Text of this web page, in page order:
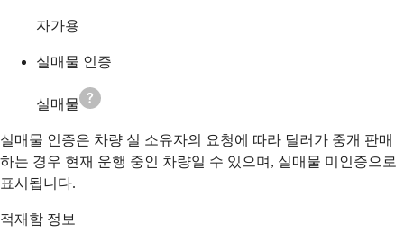
자가용
실매물 인증
실매물
실매물 인증은 차량 실 소유자의 요청에 따라 딜러가 중개 판매
하는 경우 현재 운행 중인 차량일 수 있으며, 실매물 미인증으로
표시됩니다.
적재함 정보